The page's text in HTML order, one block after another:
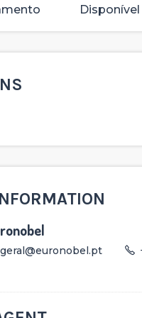
Disponível
geral@euronobel.pt
282,500 €
COMPRAR
14
Moradia geminada T3
Caldas de Vizela - S.